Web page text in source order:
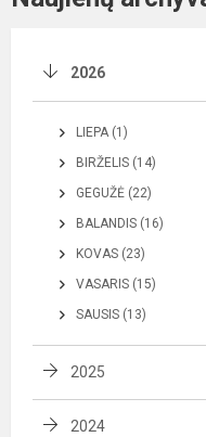
2026
LIEPA (1)
BIRŽELIS (14)
GEGUŽĖ (22)
BALANDIS (16)
KOVAS (23)
VASARIS (15)
SAUSIS (13)
2025
2024